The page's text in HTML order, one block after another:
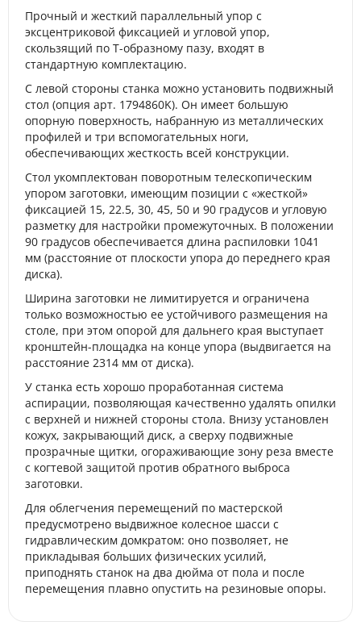
Прочный и жесткий параллельный упор с
эксцентриковой фиксацией и угловой упор,
скользящий по Т-образному пазу, входят в
стандартную комплектацию.
С левой стороны станка можно установить подвижный
стол (опция арт. 1794860K). Он имеет большую
опорную поверхность, набранную из металлических
профилей и три вспомогательных ноги,
обеспечивающих жесткость всей конструкции.
Стол укомплектован поворотным телескопическим
упором заготовки, имеющим позиции с «жесткой»
фиксацией 15, 22.5, 30, 45, 50 и 90 градусов и угловую
разметку для настройки промежуточных. В положении
90 градусов обеспечивается длина распиловки 1041
мм (расстояние от плоскости упора до переднего края
диска).
Ширина заготовки не лимитируется и ограничена
только возможностью ее устойчивого размещения на
столе, при этом опорой для дальнего края выступает
кронштейн-площадка на конце упора (выдвигается на
расстояние 2314 мм от диска).
У станка есть хорошо проработанная система
аспирации, позволяющая качественно удалять опилки
с верхней и нижней стороны стола. Внизу установлен
кожух, закрывающий диск, а сверху подвижные
прозрачные щитки, огораживающие зону реза вместе
с когтевой защитой против обратного выброса
заготовки.
Для облегчения перемещений по мастерской
предусмотрено выдвижное колесное шасси с
гидравлическим домкратом: оно позволяет, не
прикладывая больших физических усилий,
приподнять станок на два дюйма от пола и после
перемещения плавно опустить на резиновые опоры.